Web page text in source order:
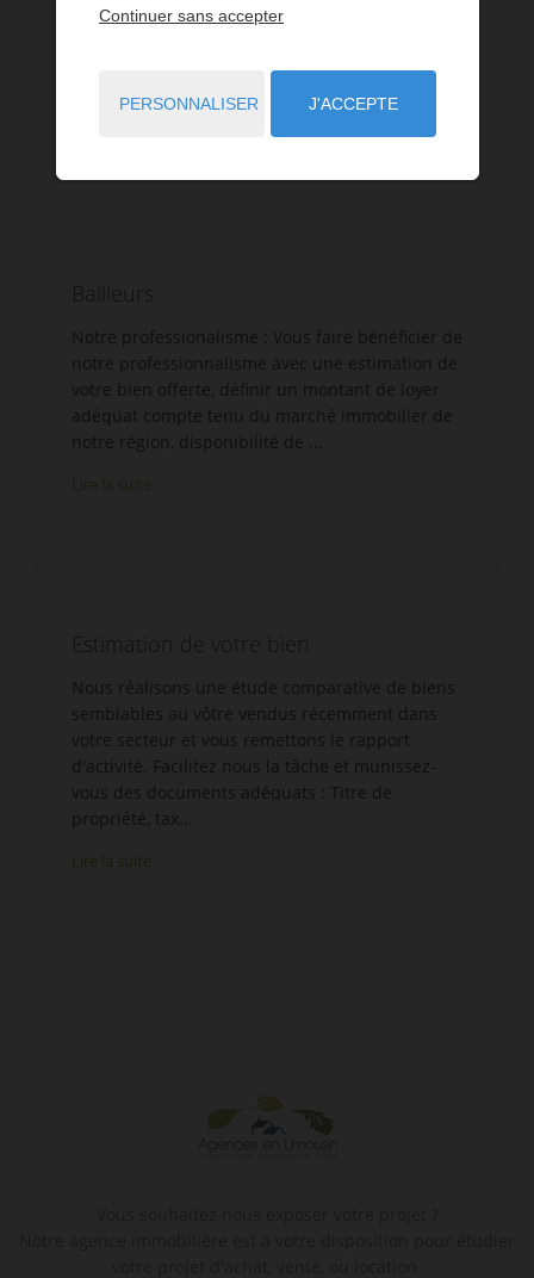
votre inscription, présentation possible des
descriptif des biens selon vos désirs par
Bailleurs
Notre professionalisme : Vous faire bénéficier de
notre professionnalisme avec une estimation de
votre bien offerte, définir un montant de loyer
adéquat compte tenu du marché immobilier de
notre région, disponibilité de ...
Lire la suite
Estimation de votre bien
Nous réalisons une étude comparative de biens
semblables au vôtre vendus récemment dans
votre secteur et vous remettons le rapport
d'activité. Facilitez nous la tâche et munissez-
vous des documents adéquats : Titre de
propriété, tax...
Lire la suite
Continuer sans accepter
PERSONNALISER J'ACCEPTE